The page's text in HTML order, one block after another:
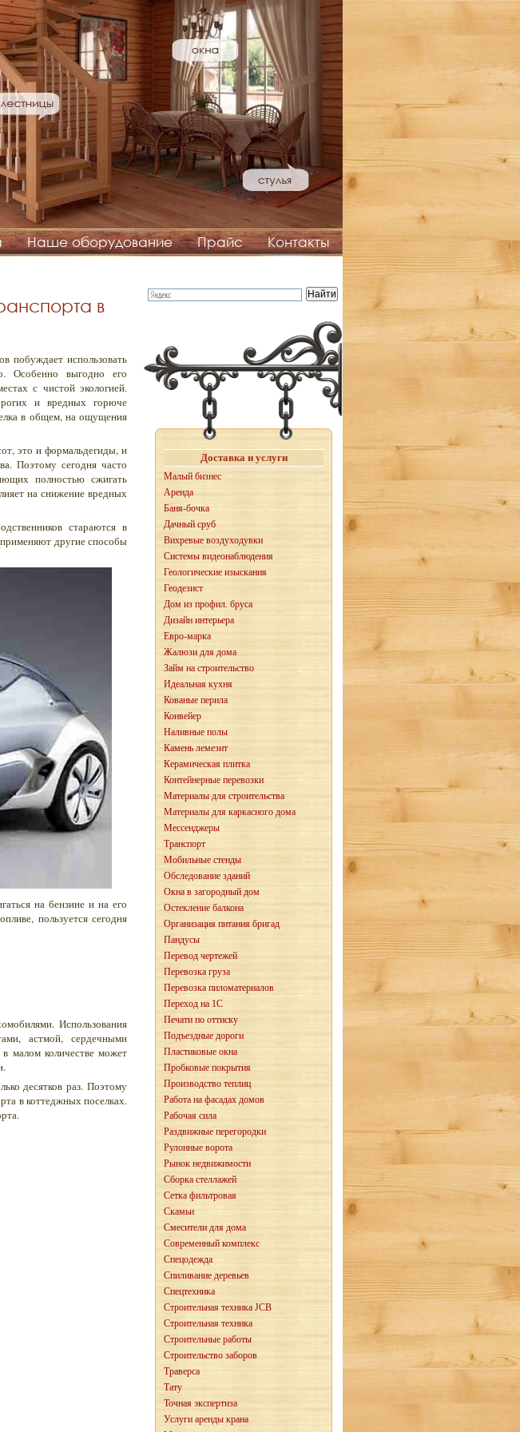
Наше оборудование Прайс Контакты
в
побуждает использовать
Особенно выгодно его
с чистой экологией.
и вредных горюче
в общем, на ощущения
это и формальдегиды, и
Поэтому сегодня часто
полностью сжигать
на снижение вредных
стараются в
применяют другие способы
на бензине и на его
пользуется сегодня
Использования
астмой, сердечными
малом количестве может
десятков раз. Поэтому
в коттеджных поселках.
Доставка и услуги
Малый бизнес
Аренда
Баня-бочка
Дачный сруб
Вихревые воздуходувки
Системы видеонаблюдения
Геологические изыскания
Геодезист
Дом из профил. бруса
Дизайн интерьера
Евро-марка
Жалюзи для дома
Займ на строительство
Идеальная кухня
Кованые перила
Конвейер
Наливные полы
Камень лемезит
Керамическая плитка
Контейнерные перевозки
Материалы для строительства
Материалы для каркасного дома
Мессенджеры
Транспорт
Мобильные стенды
Обследование зданий
Окна в загородный дом
Остекление балкона
Организация питания бригад
Пандусы
Перевод чертежей
Перевозка груза
Перевозка пиломатериалов
Переход на 1С
Печати по оттиску
Подъездные дороги
Пластиковые окна
Пробковые покрытия
Производство теплиц
Работа на фасадах домов
Рабочая сила
Раздвижные перегородки
Рулонные ворота
Рынок недвижимости
Сборка стеллажей
Сетка фильтровая
Скамьи
Смесители для дома
Современный комплекс
Спецодежда
Спиливание деревьев
Спецтехника
Строительная техника JCB
Строительная техника
Строительные работы
Строительство заборов
Траверса
Тату
Точная экспертиза
Услуги аренды крана